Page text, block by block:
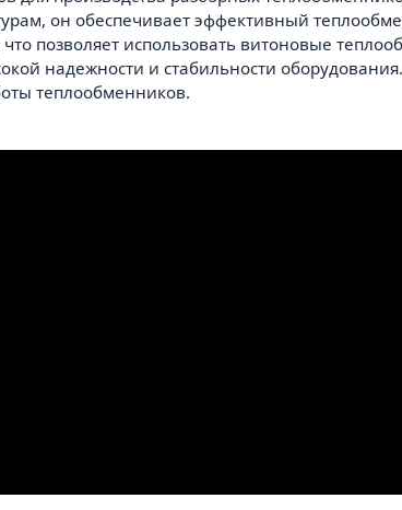
он обеспечивает эффективный
позволяет использовать витоновые
надежности и стабильности
теплообменников.